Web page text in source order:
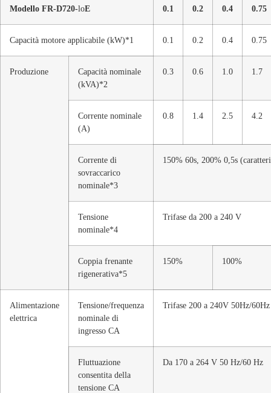
Modello FR-D720-loE 0.1 0.2 0.4 0.75
Capacità motore applicabile (kW)*1 0.1 0.2 0.4 0.75
Produzione
Capacità nominale
(kVA)*2
0.3 0.6 1.0 1.7
Corrente nominale
(A)
0.8 1.4 2.5 4.2
Corrente di
sovraccarico
nominale*3
150% 60s, 200% 0,5s
Tensione
nominale*4
Trifase da 200 a 240 V
Coppia frenante
rigenerativa*5
150% 100%
Alimentazione
elettrica
Tensione/frequenza
nominale di
ingresso CA
Trifase 200 a 240V 50Hz/60Hz
Fluttuazione
consentita della
tensione CA
Da 170 a 264 V 50 Hz/60 Hz